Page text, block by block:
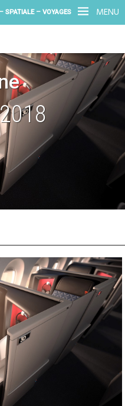
MENU
SPATIALE – VOYAGES